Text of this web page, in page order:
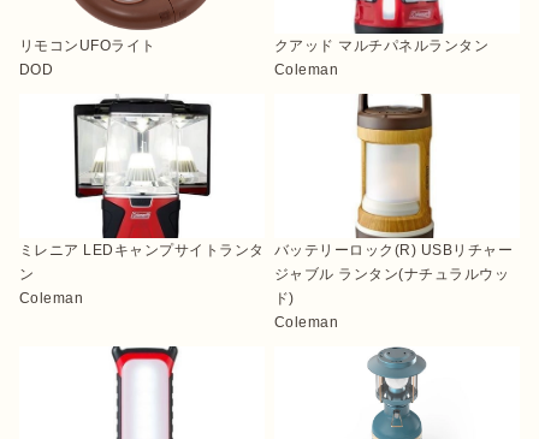
リモコンUFOライト
DOD
クアッド マルチパネルランタン
Coleman
ミレニア LEDキャンプサイトランタ
ン
Coleman
バッテリーロック(R) USBリチャー
ジャブル ランタン(ナチュラルウッ
ド)
Coleman